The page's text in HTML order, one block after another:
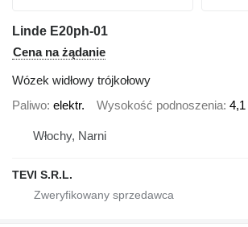
Linde E20ph-01
Cena na żądanie
Wózek widłowy trójkołowy
Paliwo elektr. Wysokość podnoszenia 4,1
Włochy, Narni
TEVI S.R.L.